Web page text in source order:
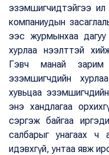
эзэмшигчидтэйгээ
компаниудын
ээс журмынхаа
хурлаа нээлттэй
Гэвч манай зарим
эзэмшигчдийн
хувьцаа
энэ хандлагаа
сэргэж байгаа
салбарыг унагаах ч
идэвхгүй, унтаа явж